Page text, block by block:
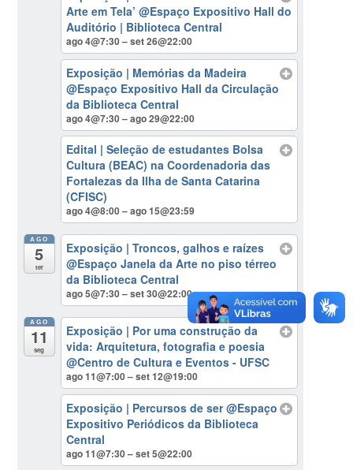
Arte em Tela’@Espaço Expositivo Hall do
Auditório | Biblioteca Central
ago 4@7:30 – set 26@22:00
Exposição | Memórias da Madeira
@Espaço Expositivo Hall da Circulação
da Biblioteca Central
ago 4@7:30 – ago 29@22:00
Edital | Seleção de estudantes Bolsa
Cultura (BEAC) na Coordenadoria das
Fortalezas da Ilha de Santa Catarina
(CFISC)
ago 4@8:00 – ago 15@23:59
AGO
5
ter
Exposição | Troncos, galhos e raízes
@Espaço Janela da Arte no piso térreo
da Biblioteca Central
ago 5@7:30 – set 30@22:00
AGO
11
seg
Exposição | Por uma construção da
vida: Arquitetura, fotografia e poesia
@Centro de Cultura e Eventos - UFSC
ago 11@7:00 – set 12@19:00
Exposição | Percursos de ser@Espaço
Expositivo Periódicos da Biblioteca
Central
ago 11@7:30 – set 5@22:00